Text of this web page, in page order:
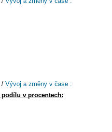
/ Vývoj a změny v čase :
v procentech: